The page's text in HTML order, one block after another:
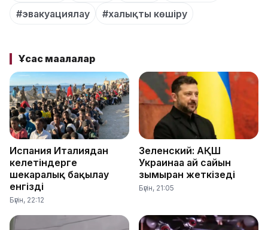
#эвакуациялау
#халықты көшіру
Ұқсас мақалалар
Испания Италиядан
келетіндерге
шекаралық бақылау
енгізді
Бүгін, 22:12
Зеленский: АҚШ
Украинаға ай сайын
зымыран жеткізеді
Бүгін, 21:05